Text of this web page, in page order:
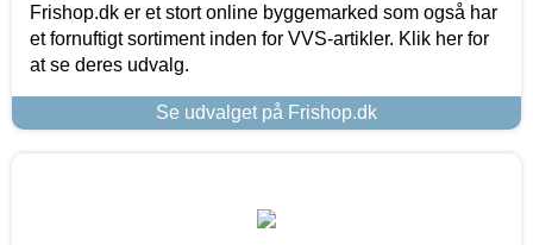
Frishop.dk er et stort online byggemarked som også har
et fornuftigt sortiment inden for VVS-artikler. Klik her for
at se deres udvalg.
Se udvalget på Frishop.dk